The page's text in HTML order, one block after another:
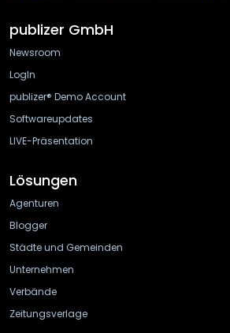
publizer GmbH
Newsroom
LogIn
publizer® Demo Account
Softwareupdates
LIVE-Präsentation
Lösungen
Agenturen
Blogger
Städte und Gemeinden
Unternehmen
Verbände
Zeitungsverlage